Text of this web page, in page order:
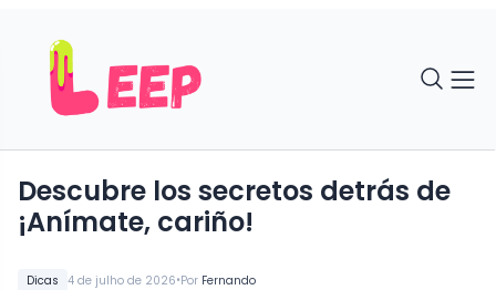
Dicas 4 de julho de 2026•Por Fernando
Descubre los secretos detrás de
¡Anímate, cariño!